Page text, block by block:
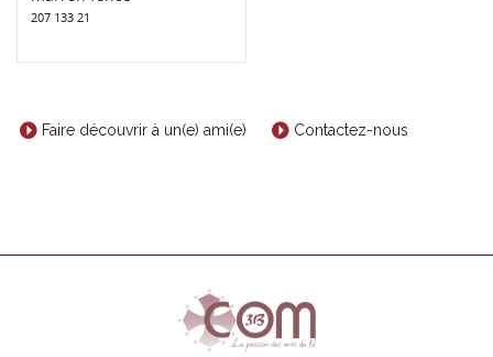
207 133 21
Faire découvrir à un(e) ami(e) Contactez-nous